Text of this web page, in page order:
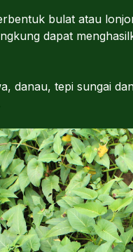
bulat atau
dapat
danau, tepi sungai